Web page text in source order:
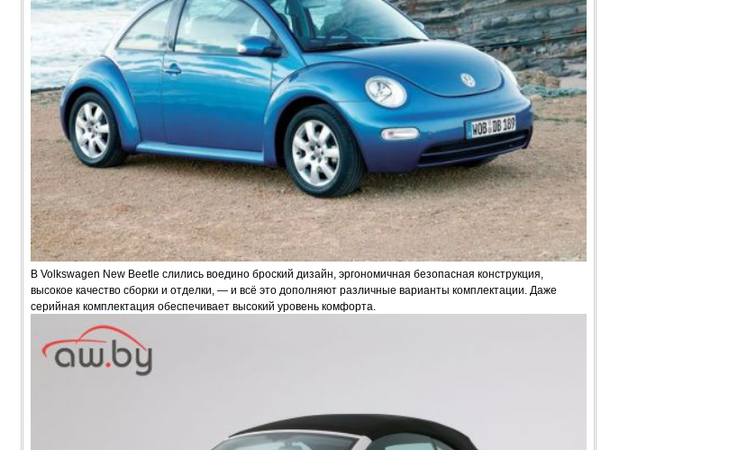
В Volkswagen New Beetle слились воедино броский дизайн, эргономичная безопасная конструкция,
высокое качество сборки и отделки, — и всё это дополняют различные варианты комплектации. Даже
серийная комплектация обеспечивает высокий уровень комфорта.